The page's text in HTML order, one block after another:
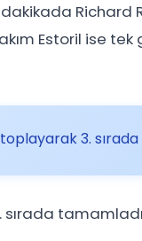
Richard
Estoril ise
3. sırada
sırada